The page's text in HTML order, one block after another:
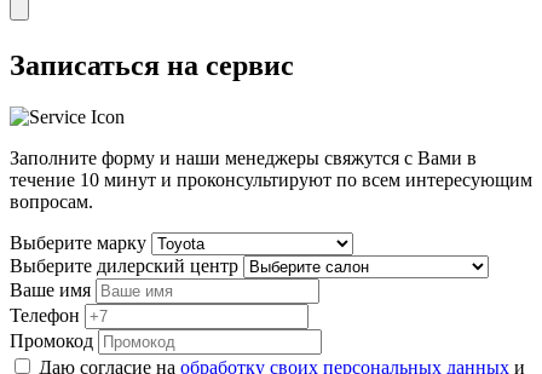
Записаться на сервис
Заполните форму и наши менеджеры свяжутся с Вами в
течение 10 минут и проконсультируют по всем интересующим
вопросам.
Выберите марку
Выберите дилерский центр
Ваше имя
Телефон
Промокод
Даю согласие на обработку своих персональных данных и